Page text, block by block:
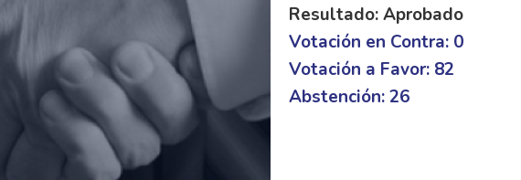
Resultado: Aprobado
Votación en Contra: 0
Votación a Favor: 82
Abstención: 26